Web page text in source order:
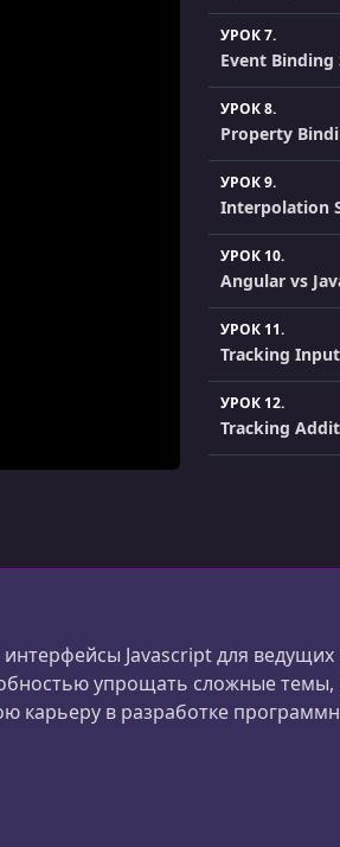
УРОК 7.
Event Binding
УРОК 8.
Property
УРОК 9.
Interpolation
УРОК 10.
Angular vs
УРОК 11.
Tracking
УРОК 12.
Tracking
Generating a
Review on
УРОК 16.
Adding Third
Javascript для
упрощать сложные темы,
карьеру в разработке
с самым высоким рейтингом.
инже